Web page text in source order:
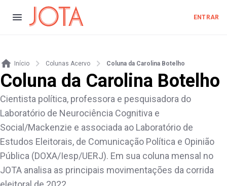
ENTRAR
Início Colunas Acervo Coluna da Carolina Botelho
Coluna da Carolina Botelho
Cientista política, professora e pesquisadora do
Laboratório de Neurociência Cognitiva e
Social/Mackenzie e associada ao Laboratório de
Estudos Eleitorais, de Comunicação Política e Opinião
Pública (DOXA/Iesp/UERJ). Em sua coluna mensal no
JOTA analisa as principais movimentações da corrida